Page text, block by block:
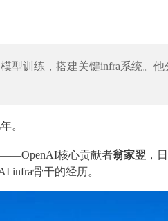
型训练，搭建关键infra系统。
。
——OpenAI核心贡献者翁家翌 ，
infra骨干的经历。